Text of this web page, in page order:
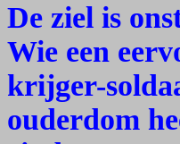
De ziel is
Wie een
krijger-
ouderdom